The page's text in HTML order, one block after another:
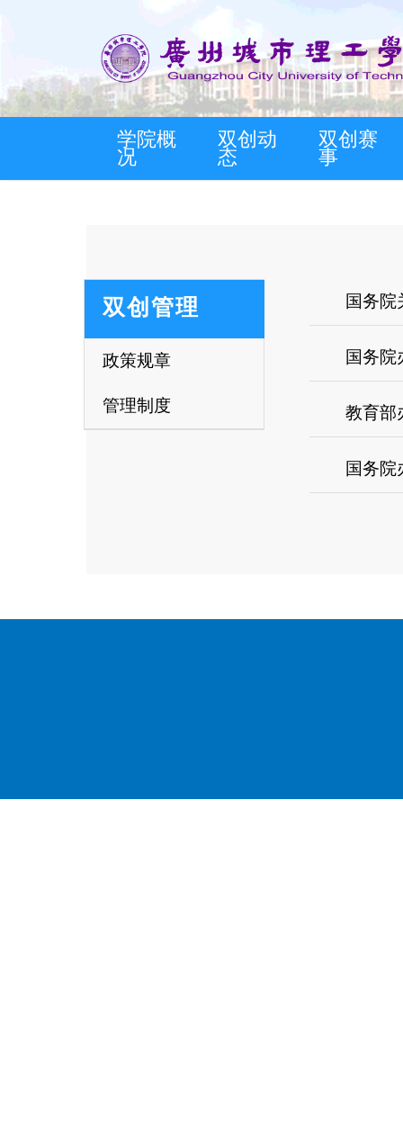
学院概
况
双创动
态
双创赛
事
双创管理
政策规章
管理制度
国务院
国务
教育部
国务